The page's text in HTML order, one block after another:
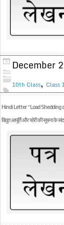
December
10th Class, Class
Hindi Letter “Load
विद्युत आपूर्ति और चोरी की सूचना के